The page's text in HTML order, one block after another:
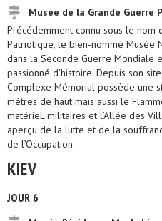
Musée de la Grande Guerre
Précédemment connu sous le nom
Patriotique, le bien-nommé Musée
dans la Seconde Guerre Mondiale
passionné d’histoire. Depuis son
Complexe Mémorial possède une
mètres de haut mais aussi le
matérieL militaires et l’Allée des
aperçu de la lutte et de la
de l’Occupation.
KIEV
JOUR 6